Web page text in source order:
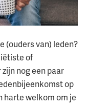
(ouders van) leden?
of
nog een paar
op
harte welkom om je